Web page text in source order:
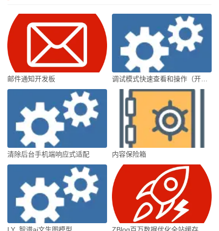
邮件通知开发板
清除后台手机端响应式适配 内容保险箱